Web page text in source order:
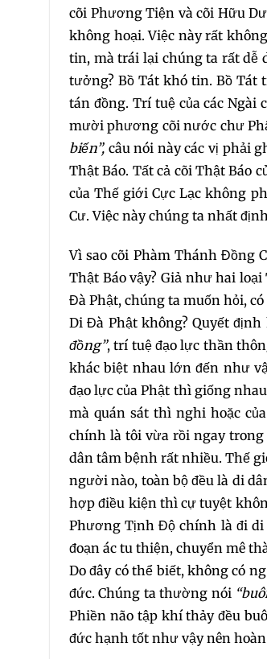
cõi Phương Tiện và cõi Hữu
không hoại. Việc này rất
tin, mà trái lại chúng ta rất dễ
tưởng? Bồ Tát khó tin. Bồ Tát
tán đồng. Trí tuệ của các
mười phương cõi nước chư
biến”, câu nói này các vị phải
Thật Báo. Tất cả cõi Thật Báo
của Thế giới Cực Lạc không
Cư. Việc này chúng ta nhất
Vì sao cõi Phàm Thánh Đồng
Thật Báo vậy? Giả như hai
Đà Phật, chúng ta muốn hỏi,
Di Đà Phật không? Quyết
đồng”, trí tuệ đạo lực thần
khác biệt nhau lớn đến như
đạo lực của Phật thì giống
mà quán sát thì nghi hoặc
chính là tôi vừa rồi ngay
dân tâm bệnh rất nhiều. Thế
người nào, toàn bộ đều là di
hợp điều kiện thì cự tuyệt
Phương Tịnh Độ chính là đi
đoạn ác tu thiện, chuyển mê
Do đây có thể biết, không có
đức. Chúng ta thường nói
Phiền não tập khí thảy đều
đức hạnh tốt như vậy nên